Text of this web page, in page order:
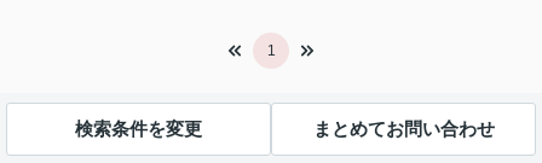
1
検索条件を変更 まとめてお問い合わせ